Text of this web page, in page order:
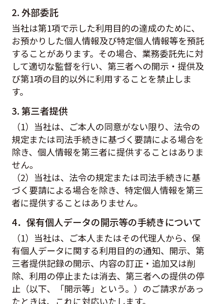
2. 外部委託
当社は第1項で示した利用目的の達成のために、
お預かりした個人情報及び特定個人情報等を預託
することがあります。その場合、業務委託先に対
して適切な監督を行い、第三者への開示・提供及
び第1項の目的以外に利用することを禁止しま
す。
3. 第三者提供
（1）当社は、ご本人の同意がない限り、法令の
規定または司法手続きに基づく要請による場合を
除き、個人情報を第三者に提供することはありま
せん。
（2）当社は、法令の規定または司法手続きに基
づく要請による場合を除き、特定個人情報を第三
者に提供することはありません。
4．保有個人データの開示等の手続きについて
（1）当社は、ご本人またはその代理人から、保
有個人データに関する利用目的の通知、開示、第
三者提供記録の開示、内容の訂正・追加又は削
除、利用の停止または消去、第三者への提供の停
止（以下、「開示等」という。）のご請求があっ
たときは、これに対応いたします。